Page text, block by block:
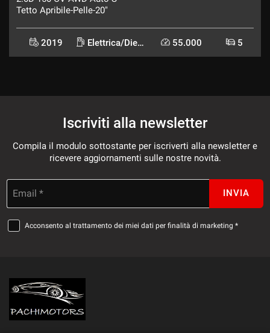
Tetto Apribile-Pelle-20"
2019 Elettrica/Diesel 55.000 5
Iscriviti alla newsletter
Compila il modulo sottostante per iscriverti alla newsletter e
ricevere aggiornamenti sulle nostre novità.
Email * INVIA
Acconsento al trattamento dei miei dati per finalità di marketing *